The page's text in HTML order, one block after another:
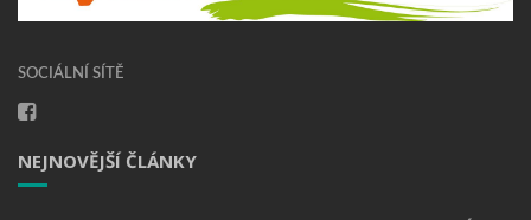
SOCIÁLNÍ SÍTĚ
NEJNOVĚJŠÍ ČLÁNKY